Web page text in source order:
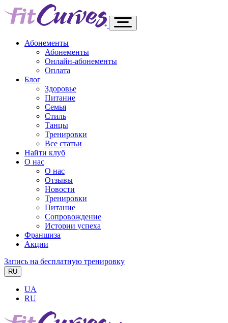
Абонементы
Абонементы
Онлайн-абонементы
Оплата
Блог
Здоровье
Питание
Семья
Стиль
Танцы
Тренировки
Все статьи
Найти клуб
О нас
О нас
Отзывы
Новости
Тренировки
Питание
Сопровождение
Истории успеха
Франшиза
Акции
Запись на бесплатную тренировку
RU
UA
RU